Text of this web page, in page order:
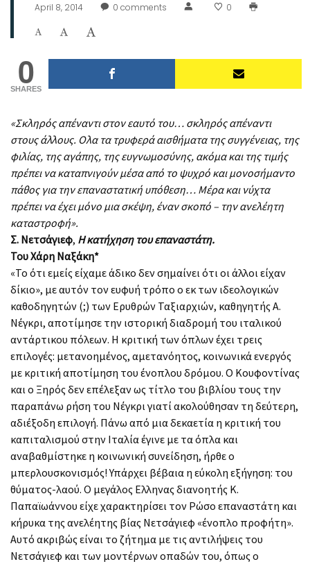
April 8, 2014 0 comments 0
0
SHARES
«Σκληρός απέναντι στον εαυτό του… σκληρός απέναντι
στους άλλους. Ολα τα τρυφερά αισθήματα της συγγένειας, της
φιλίας, της αγάπης, της ευγνωμοσύνης, ακόμα και της τιμής
πρέπει να καταπνιγούν μέσα από το ψυχρό και μονοσήμαντο
πάθος για την επαναστατική υπόθεση… Μέρα και νύχτα
πρέπει να έχει μόνο μια σκέψη, έναν σκοπό – την ανελέητη
καταστροφή».
Σ. Νετσάγιεφ, Η κατήχηση του επαναστάτη.
Του Χάρη Ναξάκη*
«Το ότι εμείς είχαμε άδικο δεν σημαίνει ότι οι άλλοι είχαν
δίκιο», με αυτόν τον ευφυή τρόπο ο εκ των ιδεολογικών
καθοδηγητών (;) των Ερυθρών Ταξιαρχιών, καθηγητής Α.
Νέγκρι, αποτίμησε την ιστορική διαδρομή του ιταλικού
αντάρτικου πόλεων. Η κριτική των όπλων έχει τρεις
επιλογές: μετανοημένος, αμετανόητος, κοινωνικά ενεργός
με κριτική αποτίμηση του ένοπλου δρόμου. Ο Κουφοντίνας
και ο Ξηρός δεν επέλεξαν ως τίτλο του βιβλίου τους την
παραπάνω ρήση του Νέγκρι γιατί ακολούθησαν τη δεύτερη,
αδιέξοδη επιλογή. Πάνω από μια δεκαετία η κριτική του
καπιταλισμού στην Ιταλία έγινε με τα όπλα και
αναβαθμίστηκε η κοινωνική συνείδηση, ήρθε ο
μπερλουσκονισμός! Υπάρχει βέβαια η εύκολη εξήγηση: του
θύματος-λαού. Ο μεγάλος Ελληνας διανοητής Κ.
Παπαϊωάννου είχε χαρακτηρίσει τον Ρώσο επαναστάτη και
κήρυκα της ανελέητης βίας Νετσάγιεφ «ένοπλο προφήτη».
Αυτό ακριβώς είναι το ζήτημα με τις αντιλήψεις του
Νετσάγιεφ και των μοντέρνων οπαδών του, όπως ο